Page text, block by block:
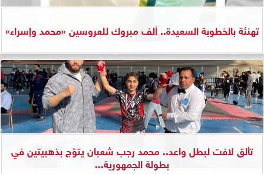
تهنئة بالخطوبة السعيدة.. ألف مبروك للعروسين «محمد وإسراء»
تألق لافت لبطل واعد.. محمد رجب شعبان يتوّج بذهبيتين في
بطولة الجمهورية...